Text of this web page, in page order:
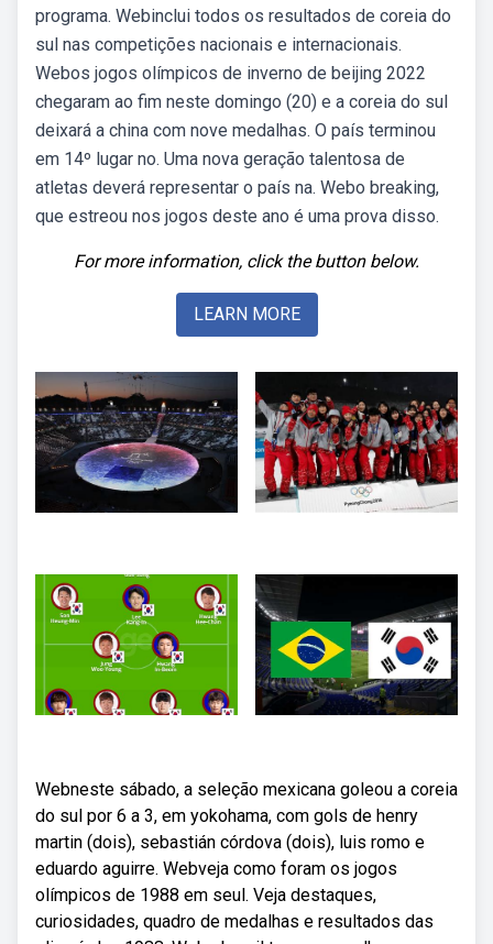
programa. Webinclui todos os resultados de coreia do
sul nas competições nacionais e internacionais.
Webos jogos olímpicos de inverno de beijing 2022
chegaram ao fim neste domingo (20) e a coreia do sul
deixará a china com nove medalhas. O país terminou
em 14º lugar no. Uma nova geração talentosa de
atletas deverá representar o país na. Webo breaking,
que estreou nos jogos deste ano é uma prova disso.
For more information, click the button below.
LEARN MORE
Webneste sábado, a seleção mexicana goleou a coreia
do sul por 6 a 3, em yokohama, com gols de henry
martin (dois), sebastián córdova (dois), luis romo e
eduardo aguirre. Webveja como foram os jogos
olímpicos de 1988 em seul. Veja destaques,
curiosidades, quadro de medalhas e resultados das